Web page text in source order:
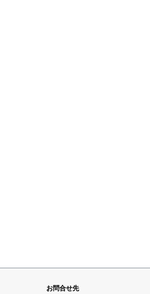
お問合せ先